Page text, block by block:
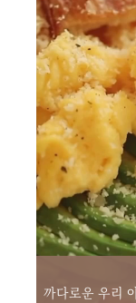
까다로운 우리